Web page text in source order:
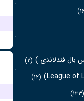
(۲)
(۱۲)
(۱۳۳)